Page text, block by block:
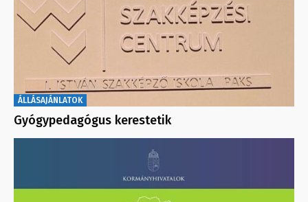
ÁLLÁSAJÁNLATOK
Gyógypedagógus kerestetik